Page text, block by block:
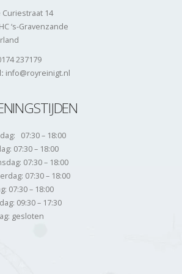
Curiestraat 14
‘s-Gravenzande
237179
info@royreinigt.nl
07:30 – 18:00
07:30 – 18:00
07:30 – 18:00
07:30 – 18:00
07:30 – 18:00
09:30 – 17:30
gesloten